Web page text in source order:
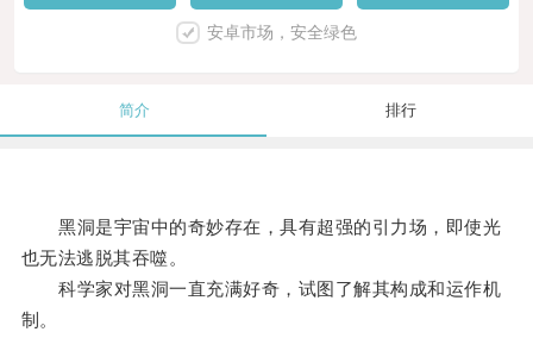
安卓市场，安全绿色
简介 排行
黑洞是宇宙中的奇妙存在，具有超强的引力场，即使光
也无法逃脱其吞噬。
科学家对黑洞一直充满好奇，试图了解其构成和运作机
制。